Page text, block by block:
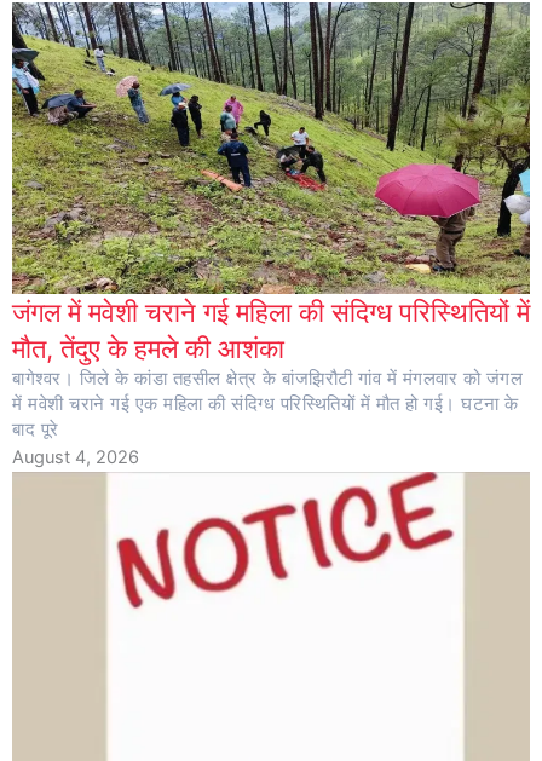
जंगल में मवेशी चराने गई महिला की संदिग्ध परिस्थितियों में
मौत, तेंदुए के हमले की आशंका
बागेश्वर। जिले के कांडा तहसील क्षेत्र के बांजझिरौटी गांव में मंगलवार को जंगल
में मवेशी चराने गई एक महिला की संदिग्ध परिस्थितियों में मौत हो गई। घटना के
बाद पूरे
August 4, 2026